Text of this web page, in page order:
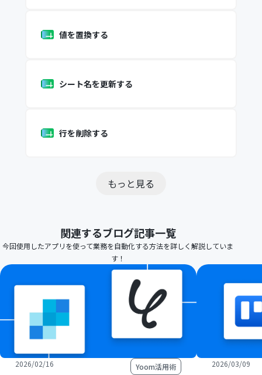
値を置換する
シート名を更新する
行を削除する
もっと見る
関連するブログ記事一覧
今回使用したアプリを使って業務を自動化する方法を詳しく解説していま
す！
2026/02/16 Yoom活用術 2026/03/09